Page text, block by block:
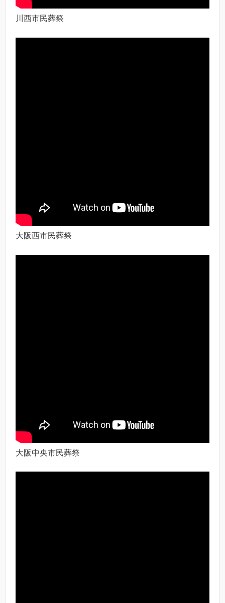
川西市民葬祭
大阪西市民葬祭
大阪中央市民葬祭